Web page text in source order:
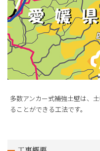
多数アンカー式補強土壁は、
ることができる工法です。